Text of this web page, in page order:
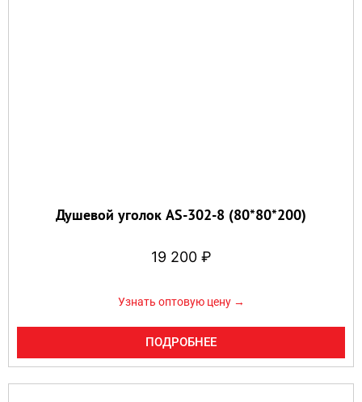
Душевой уголок AS-302-8 (80*80*200)
19 200 ₽
Узнать оптовую цену →
ПОДРОБНЕЕ